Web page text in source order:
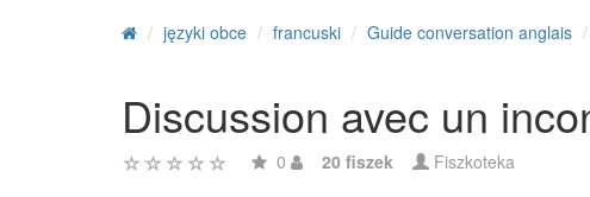
języki obce francuski Guide conversation anglais
Discussion avec un
0 20 fiszek Fiszkoteka